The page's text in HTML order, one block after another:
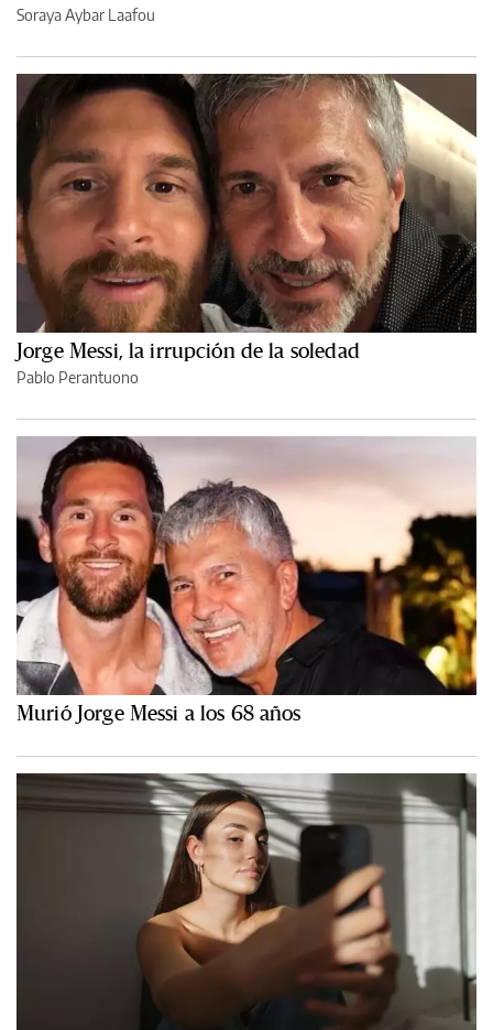
Soraya Aybar Laafou
Jorge Messi, la irrupción de la soledad
Pablo Perantuono
Murió Jorge Messi a los 68 años